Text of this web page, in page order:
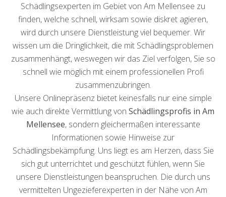
Schädlingsexperten im Gebiet von Am Mellensee zu
finden, welche schnell, wirksam sowie diskret agieren,
wird durch unsere Dienstleistung viel bequemer. Wir
wissen um die Dringlichkeit, die mit Schädlingsproblemen
zusammenhängt, weswegen wir das Ziel verfolgen, Sie so
schnell wie möglich mit einem professionellen Profi
zusammenzubringen.
Unsere Onlinepräsenz bietet keinesfalls nur eine simple
wie auch direkte Vermittlung von Schädlingsprofis in Am
Mellensee, sondern gleichermaßen interessante
Informationen sowie Hinweise zur
Schädlingsbekämpfung. Uns liegt es am Herzen, dass Sie
sich gut unterrichtet und geschützt fühlen, wenn Sie
unsere Dienstleistungen beanspruchen. Die durch uns
vermittelten Ungezieferexperten in der Nähe von Am